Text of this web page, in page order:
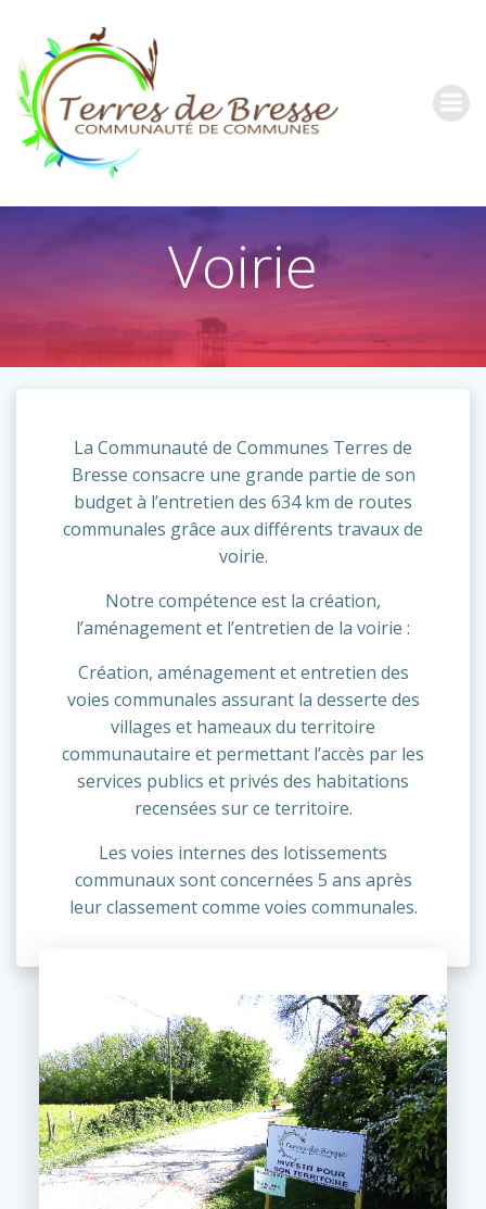
Voirie
La Communauté de Communes Terres de
Bresse consacre une grande partie de son
budget à l’entretien des 634 km de routes
communales grâce aux différents travaux de
voirie.
Notre compétence est la création,
l’aménagement et l’entretien de la voirie :
Création, aménagement et entretien des
voies communales assurant la desserte des
villages et hameaux du territoire
communautaire et permettant l’accès par les
services publics et privés des habitations
recensées sur ce territoire.
Les voies internes des lotissements
communaux sont concernées 5 ans après
leur classement comme voies communales.